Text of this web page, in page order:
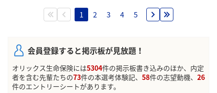
1 2 3 4 5
会員登録すると掲示板が見放題！
オリックス生命保険には5304件の掲示板書き込みのほか、内定
者を含む先輩たちの73件の本選考体験記、 58件の志望動機、 26
件のエントリーシートがあります。